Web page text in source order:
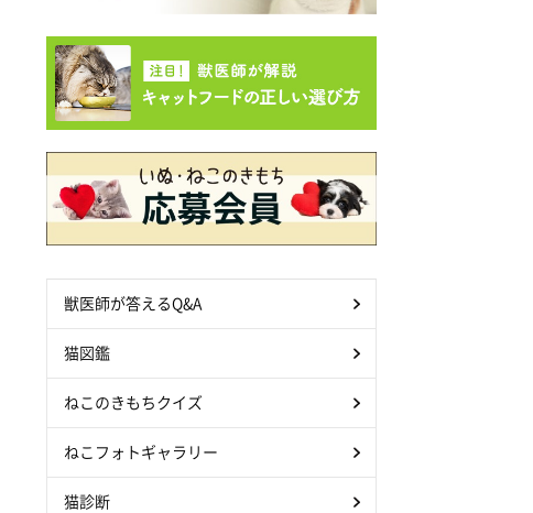
獣医師が答えるQ&A
猫図鑑
ねこのきもちクイズ
ねこフォトギャラリー
猫診断